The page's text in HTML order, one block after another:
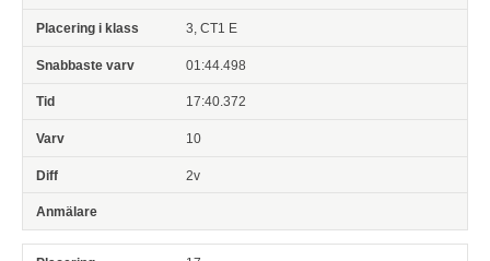
3, CT1 E
01:44.498
17:40.372
10
2v